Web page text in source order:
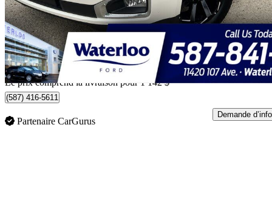
27 642 $ Affaire
485 $/mois env.
Livraison à domicile de Edmonton, AB
Le prix comprend la livraison pour 1 142 $
(587) 416-5611
Partenaire CarGurus
Demande d’info